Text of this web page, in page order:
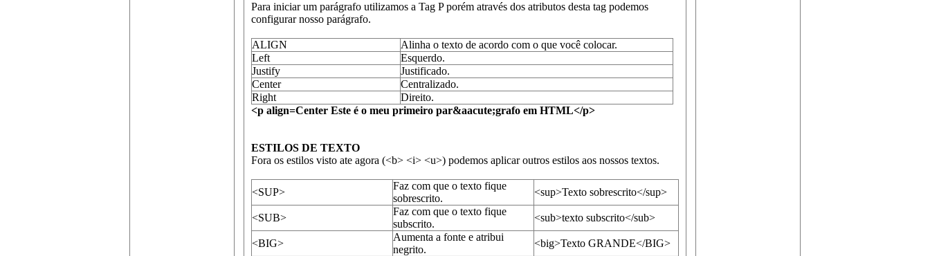
Para iniciar um parágrafo utilizamos a Tag P porém através dos atributos desta tag podemos
configurar nosso parágrafo.
ALIGN
Alinha o texto de acordo com o que você colocar.
Left
Esquerdo.
Justify
Justificado.
Center
Centralizado.
Right
Direito.
<p align=Center Este é o meu primeiro par&aacute;grafo em HTML</p>
ESTILOS DE TEXTO
Fora os estilos visto ate agora (<b> <i> <u>) podemos aplicar outros estilos aos nossos textos.
<SUP>
Faz com que o texto fique
sobrescrito.
<sup>Texto sobrescrito</sup>
<SUB>
Faz com que o texto fique
subscrito.
<sub>texto subscrito</sub>
<BIG>
Aumenta a fonte e atribui
negrito.
<big>Texto GRANDE</BIG>